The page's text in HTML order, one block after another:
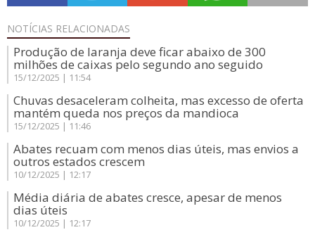
NOTÍCIAS RELACIONADAS
Produção de laranja deve ficar abaixo de 300
milhões de caixas pelo segundo ano seguido
15/12/2025 | 11:54
Chuvas desaceleram colheita, mas excesso de oferta
mantém queda nos preços da mandioca
15/12/2025 | 11:46
Abates recuam com menos dias úteis, mas envios a
outros estados crescem
10/12/2025 | 12:17
Média diária de abates cresce, apesar de menos
dias úteis
10/12/2025 | 12:17